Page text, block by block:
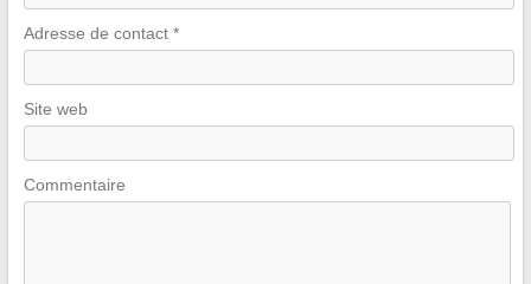
Adresse de contact *
Site web
Commentaire